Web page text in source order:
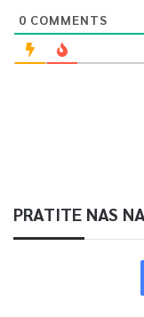
0 COMMENTS
PRATITE NAS